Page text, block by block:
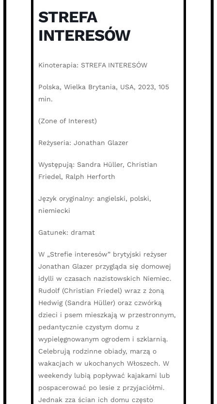
STREFA
INTERESÓW
Kinoterapia: STREFA INTERESÓW
Polska, Wielka Brytania, USA, 2023, 105
min.
(Zone of Interest)
Reżyseria: Jonathan Glazer
Występują: Sandra Hüller, Christian
Friedel, Ralph Herforth
Język oryginalny: angielski, polski,
niemiecki
Gatunek: dramat
W „Strefie interesów” brytyjski reżyser
Jonathan Glazer przygląda się domowej
idylli w czasach nazistowskich Niemiec.
Rudolf (Christian Friedel) wraz z żoną
Hedwig (Sandra Hüller) oraz czwórką
dzieci i psem mieszkają w przestronnym,
pedantycznie czystym domu z
wypielęgnowanym ogrodem i szklarnią.
Celebrują rodzinne obiady, marzą o
wakacjach w ukochanych Włoszech. W
weekendy lubią popływać kajakami lub
pospacerować po lesie z przyjaciółmi.
Jednak zza ścian ich domu często